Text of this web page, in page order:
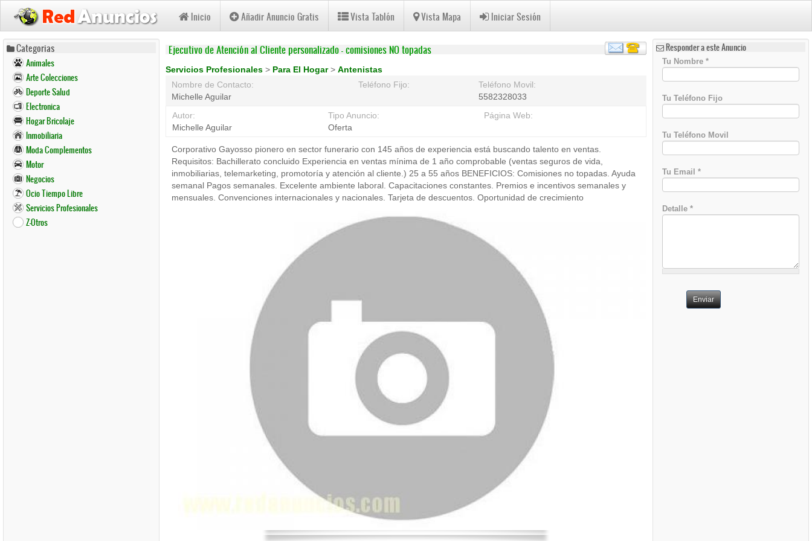
Pasar
contenido
principal
Inicio Añadir Anuncio Gratis Vista Tablón Vista Mapa Iniciar Sesión
Categorias
Animales
Arte Colecciones
Deporte Salud
Electronica
Hogar Bricolaje
Inmobiliaria
Moda Complementos
Motor
Negocios
Ocio Tiempo Libre
Servicios Profesionales
Z-Otros
Ejecutivo de Atención al Cliente personalizado - comisiones NO topadas
Servicios Profesionales > Para El Hogar> Antenistas
Nombre de Contacto:
Michelle Aguilar
Teléfono Fijo:
Teléfono Movil:
5582328033
Autor:
Michelle Aguilar
Tipo Anuncio:
Oferta
Página Web:
Corporativo Gayosso pionero en sector funerario con 145 años de experiencia está buscando talento en ventas.
Requisitos: Bachillerato concluido Experiencia en ventas mínima de 1 año comprobable (ventas seguros de vida,
inmobiliarias, telemarketing, promotoría y atención al cliente.) 25 a 55 años BENEFICIOS: Comisiones no topadas. Ayuda
semanal Pagos semanales. Excelente ambiente laboral. Capacitaciones constantes. Premios e incentivos semanales y
mensuales. Convenciones internacionales y nacionales. Tarjeta de descuentos. Oportunidad de crecimiento
Responder a este Anuncio
Tu Nombre*
Tu Teléfono Fijo
Tu Teléfono Movil
Tu Email*
Detalle*
Enviar